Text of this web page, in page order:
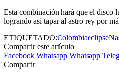
Esta combinación hará que el disco
logrando así tapar al astro rey por
ETIQUETADO:Colombiaeclipse
Compartir este artículo
Facebook Whatsapp Whatsapp
Compartir